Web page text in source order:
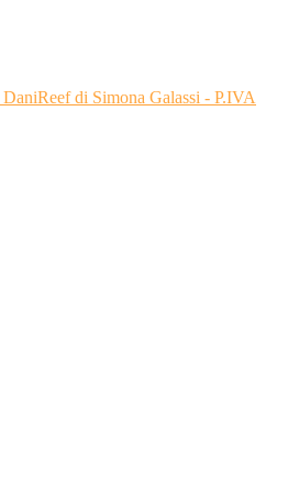
DaniReef di Simona Galassi - P.IVA